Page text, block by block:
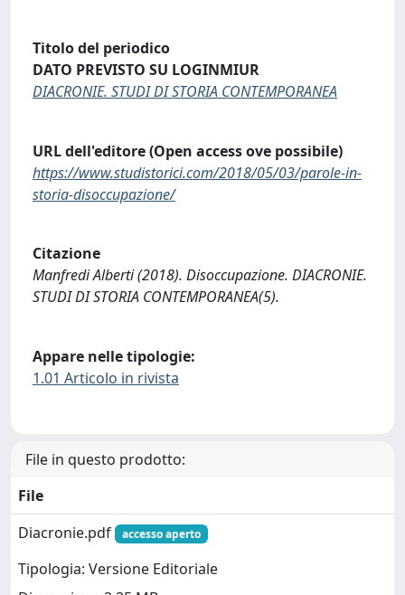
Titolo del periodico
DATO PREVISTO SU LOGINMIUR
DIACRONIE. STUDI DI STORIA CONTEMPORANEA
URL dell'editore (Open access ove possibile)
https://www.studistorici.com/2018/05/03/parole-in-
storia-disoccupazione/
Citazione
Manfredi Alberti (2018). Disoccupazione. DIACRONIE.
STUDI DI STORIA CONTEMPORANEA(5).
Appare nelle tipologie:
1.01 Articolo in rivista
File in questo prodotto:
File
Diacronie.pdf
accesso aperto
Tipologia: Versione Editoriale